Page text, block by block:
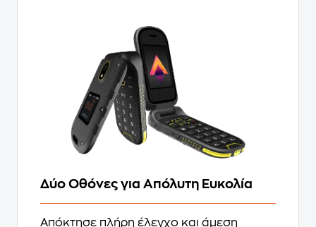
Δύο Οθόνες για Απόλυτη Ευκολία
Απόκτησε πλήρη έλεγχο και άμεση